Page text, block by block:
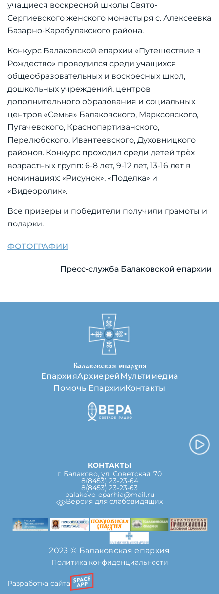
учащиеся воскресной школы Свято-
Сергиевского женского монастыря с. Алексеевка
Базарно-Карабулакского района.
Конкурс Балаковской епархии «Путешествие в
Рождество» проводился среди учащихся
общеобразовательных и воскресных школ,
дошкольных учреждений, центров
дополнительного образования и социальных
центров «Семья» Балаковского, Марксовского,
Пугачевского, Краснопартизанского,
Перелюбского, Ивантеевского, Духовницкого
районов. Конкурс проходил среди детей трёх
возрастных групп: 6-8 лет, 9-12 лет, 13-16 лет в
номинациях: «Рисунок», «Поделка» и
«Видеоролик».
Все призеры и победители получили грамоты и
подарки.
ФОТОГРАФИИ
Пресс-служба Балаковской епархии
Балаковская епархия
ЕпархияАрхиерейМультимедиа
Помочь ЕпархииКонтакты
КОНТАКТЫ
г. Балаково, ул. Советская, 70
8(8453) 23-23-64
8(8453) 23-23-63
balakovo-eparhia@mail.ru
Версия для слабовидящих
2023 © Балаковская епархия
Политика конфиденциальности
Разработка сайта